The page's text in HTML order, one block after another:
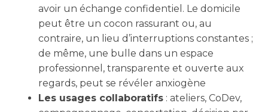
avoir un échange confidentiel. Le domicile
peut être un cocon rassurant ou, au
contraire, un lieu d’interruptions constantes ;
de même, une bulle dans un espace
professionnel, transparente et ouverte aux
regards, peut se révéler anxiogène
Les usages collaboratifs : ateliers, CoDev,